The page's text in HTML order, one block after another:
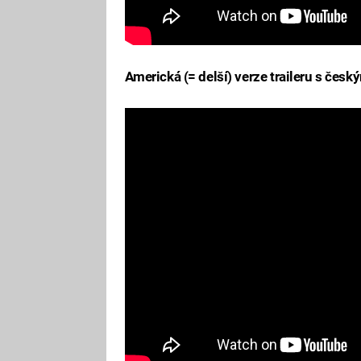
Americká (= delší) verze traileru s